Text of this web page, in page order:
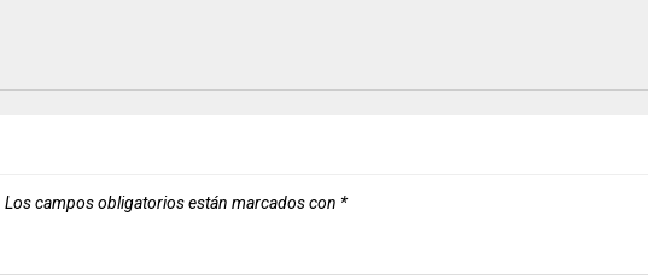
Los campos obligatorios están marcados con *